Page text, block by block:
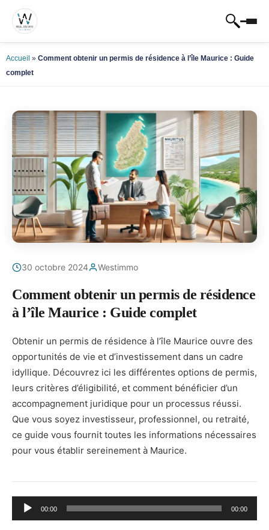
Accueil » Comment obtenir un permis de résidence à l’île Maurice : Guide
complet
30 octobre 2024 Westimmo
Comment obtenir un permis de résidence
à l’île Maurice : Guide complet
Obtenir un permis de résidence à l’île Maurice ouvre des
opportunités de vie et d’investissement dans un cadre
idyllique. Découvrez ici les différentes options de permis,
leurs critères d’éligibilité, et comment bénéficier d’un
accompagnement juridique pour un processus réussi.
Que vous soyez investisseur, professionnel, ou retraité,
ce guide vous fournit toutes les informations nécessaires
pour vous établir sereinement à Maurice.
Lecteur
audio
00:00 00:00